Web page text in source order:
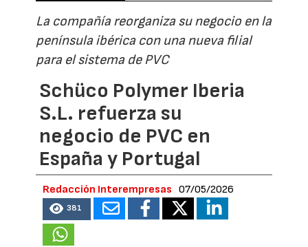
La compañía reorganiza su negocio en la
península ibérica con una nueva filial
para el sistema de PVC
Schüco Polymer Iberia
S.L. refuerza su
negocio de PVC en
España y Portugal
Redacción Interempresas 07/05/2026
381